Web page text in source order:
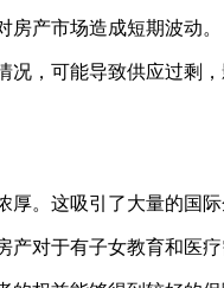
产市场造成短期波动。
，可能导致供应过剩，
。这吸引了大量的国
对于有子女教育和医疗